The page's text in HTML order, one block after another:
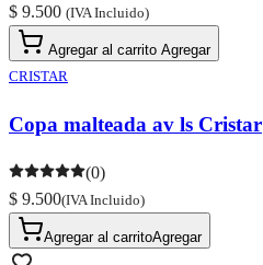
$ 9.500 (IVA Incluido)
Agregar al carrito Agregar
CRISTAR
Copa malteada av ls Cristar
(0)
$ 9.500(IVA Incluido)
Agregar al carritoAgregar